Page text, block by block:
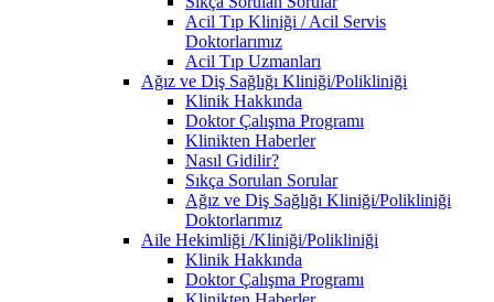
Acil Tıp Kliniği / Acil Servis
Doktorlarımız
Acil Tıp Uzmanları
Ağız ve Diş Sağlığı Kliniği/Polikliniği
Klinik Hakkında
Doktor Çalışma Programı
Klinikten Haberler
Nasıl Gidilir?
Sıkça Sorulan Sorular
Ağız ve Diş Sağlığı Kliniği/Polikliniği
Doktorlarımız
Aile Hekimliği /Kliniği/Polikliniği
Klinik Hakkında
Doktor Çalışma Programı